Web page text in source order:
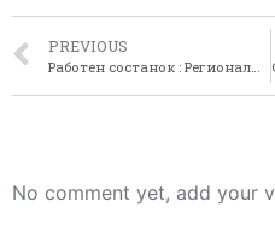
PREVIOUS
No comment yet, add your